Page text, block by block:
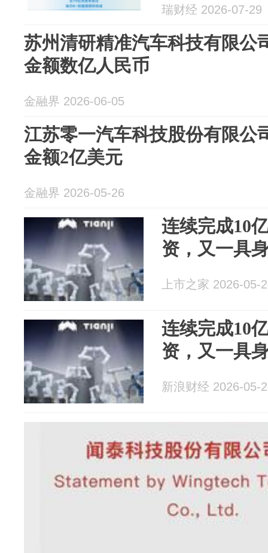
瑞财经 2026-07-29
苏州清研精准汽车科技有限公
金额数亿人民币
金融界 2026-06-05
江苏零一汽车科技股份有限公
金额2亿美元
金融界 2026-05-26
连续完成10
资，又一具
上市之家 2026-05-
连续完成10
资，又一具
新浪财经 2026-05-